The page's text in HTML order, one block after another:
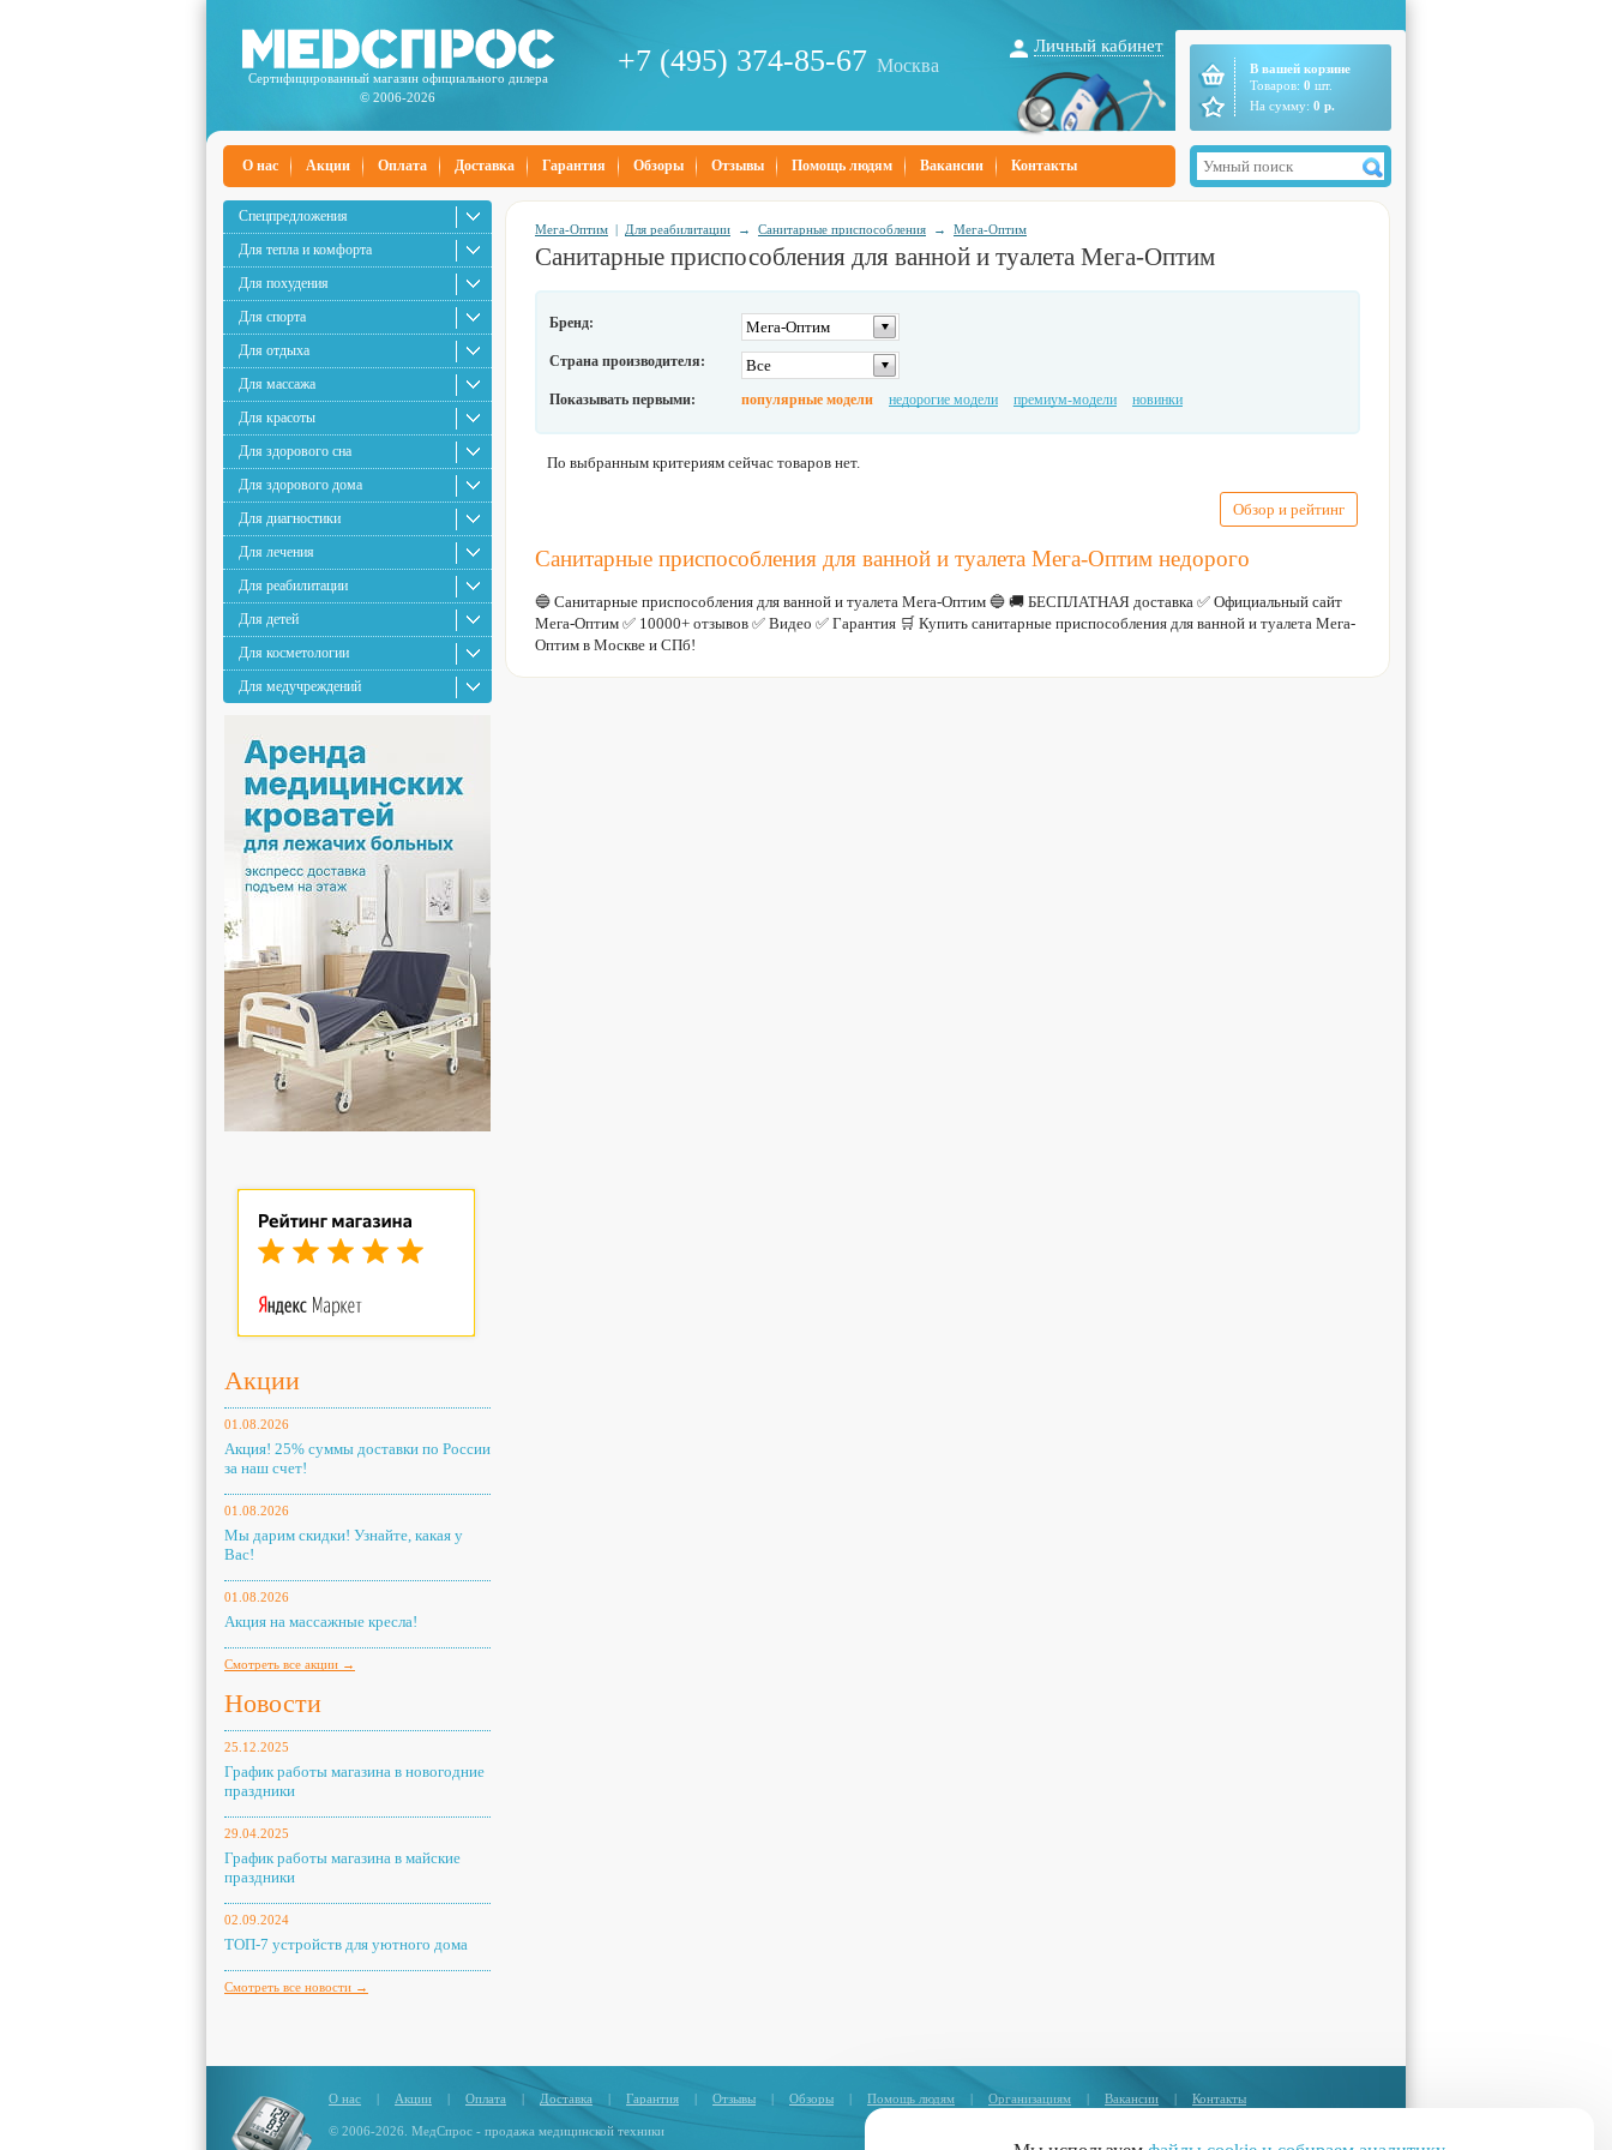
Сертифицированный магазин официального дилера
© 2006-2026
+7 (495) 374-85-67 Москва
Личный кабинет
В вашей корзине
Товаров: 0 шт.
На сумму: 0 р.
О нас Акции Оплата Доставка Гарантия Обзоры Отзывы Помощь людям Вакансии Контакты
Спецпредложения
Для тепла и комфорта
Для похудения
Для спорта
Для отдыха
Для массажа
Для красоты
Для здорового сна
Для здорового дома
Для диагностики
Для лечения
Для реабилитации
Для детей
Для косметологии
Для медучреждений
Акции
01.08.2026
Акция! 25% суммы доставки по России
за наш счет!
01.08.2026
Мы дарим скидки! Узнайте, какая у
Вас!
01.08.2026
Акция на массажные кресла!
Смотреть все акции →
Новости
25.12.2025
График работы магазина в новогодние
праздники
29.04.2025
График работы магазина в майские
праздники
02.09.2024
ТОП-7 устройств для уютного дома
Смотреть все новости →
Мега-Оптим | Для реабилитации → Санитарные приспособления → Мега-Оптим
Санитарные приспособления для ванной и туалета Мега-Оптим
Бренд: Мега-Оптим
Страна производителя: Все
Показывать первыми: популярные модели недорогие модели премиум-модели новинки
По выбранным критериям сейчас товаров нет.
Обзор и рейтинг
Санитарные приспособления для ванной и туалета Мега-Оптим недорого
🔵 Санитарные приспособления для ванной и туалета Мега-Оптим 🔵 🚚 БЕСПЛАТНАЯ доставка ✅ Официальный сайт
Мега-Оптим ✅ 10000+ отзывов ✅ Видео ✅ Гарантия 🛒 Купить санитарные приспособления для ванной и туалета Мега-
Оптим в Москве и СПб!
О нас | Акции | Оплата | Доставка | Гарантия | Отзывы | Обзоры | Помощь людям | Организациям | Вакансии | Контакты
© 2006-2026. МедСпрос - продажа медицинской техники